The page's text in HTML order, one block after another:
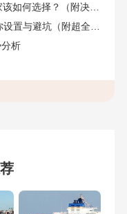
择？（附决策流程图）
与避坑（附超全指南）
析